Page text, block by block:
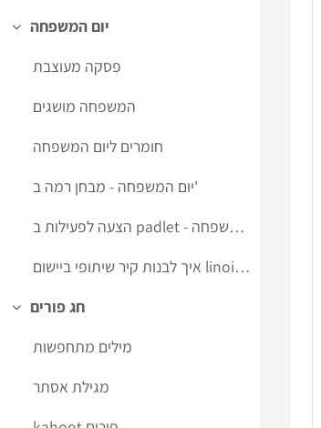
Collapse
יום המשפחה
פִסקה מעוצבת
המשפחה מושגים
חומרים ליום המשפחה
יום המשפחה - מבחן רמה ב'
הצעה לפעילות ב padlet - קיר שיתופי ליום המשפחה
איך לבנות קיר שיתופי ביישום linoit ליום המשפחה
Collapse
חג פורים
מילים מתחפשות
מגילת אסתר